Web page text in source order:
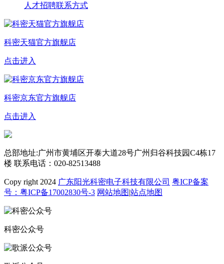
人才招聘联系方式
科密天猫官方旗舰店
点击进入
科密京东官方旗舰店
点击进入
总部地址:广州市黄埔区开泰大道28号广州归谷科技园C4栋17
楼 联系电话：020-82513488
Copy right 2024 广东阳光科密电子科技有限公司 粤ICP备案
号：粤ICP备17002830号-3 网站地图|站点地图
科密公众号